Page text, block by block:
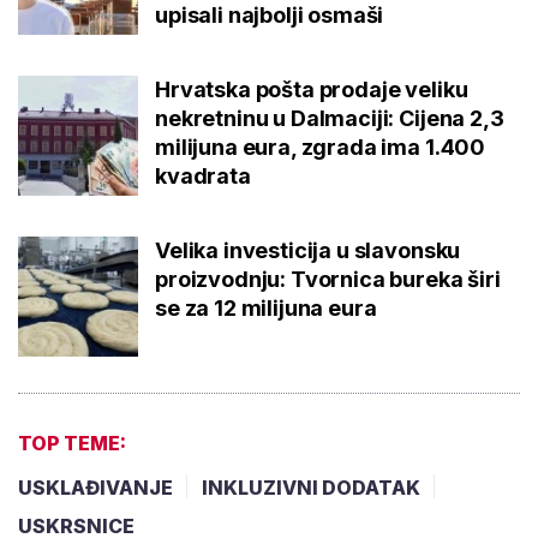
upisali najbolji osmaši
Hrvatska pošta prodaje veliku
nekretninu u Dalmaciji: Cijena 2,3
milijuna eura, zgrada ima 1.400
kvadrata
Velika investicija u slavonsku
proizvodnju: Tvornica bureka širi
se za 12 milijuna eura
TOP TEME:
USKLAĐIVANJE
INKLUZIVNI DODATAK
USKRSNICE